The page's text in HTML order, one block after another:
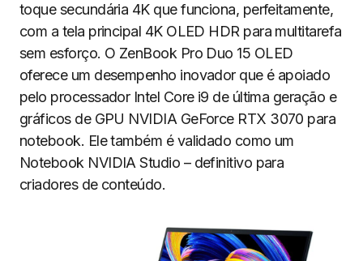
toque secundária 4K que funciona, perfeitamente,
com a tela principal 4K OLED HDR para multitarefa
sem esforço. O ZenBook Pro Duo 15 OLED
oferece um desempenho inovador que é apoiado
pelo processador Intel Core i9 de última geração e
gráficos de GPU NVIDIA GeForce RTX 3070 para
notebook. Ele também é validado como um
Notebook NVIDIA Studio – definitivo para
criadores de conteúdo.